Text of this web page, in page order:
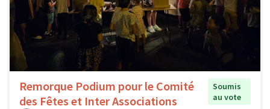
Remorque Podium pour le Comité
des Fêtes et Inter Associations
Soumis
au vote